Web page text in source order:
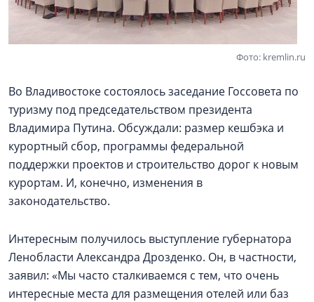
Фото: kremlin.ru
Во Владивостоке состоялось заседание Госсовета по
туризму под председательством президента
Владимира Путина. Обсуждали: размер кешбэка и
курортный сбор, программы федеральной
поддержки проектов и строительство дорог к новым
курортам. И, конечно, изменения в
законодательство.
Интересным получилось выступление губернатора
Ленобласти Александра Дрозденко. Он, в частности,
заявил: «Мы часто сталкиваемся с тем, что очень
интересные места для размещения отелей или баз